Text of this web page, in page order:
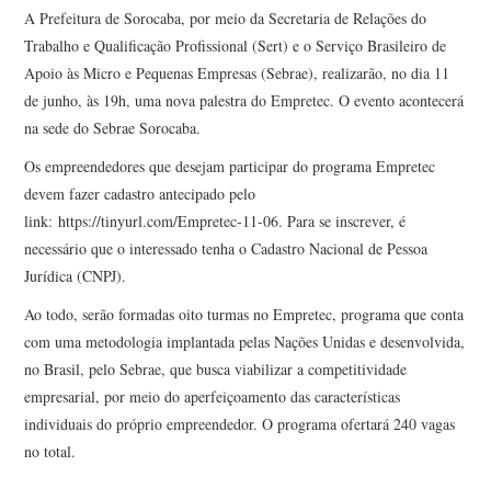
A Prefeitura de Sorocaba, por meio da Secretaria de Relações do
Trabalho e Qualificação Profissional (Sert) e o Serviço Brasileiro de
Apoio às Micro e Pequenas Empresas (Sebrae), realizarão, no dia 11
de junho, às 19h, uma nova palestra do Empretec. O evento acontecerá
na sede do Sebrae Sorocaba.
Os empreendedores que desejam participar do programa Empretec
devem fazer cadastro antecipado pelo
link: https://tinyurl.com/Empretec-11-06. Para se inscrever, é
necessário que o interessado tenha o Cadastro Nacional de Pessoa
Jurídica (CNPJ).
Ao todo, serão formadas oito turmas no Empretec, programa que conta
com uma metodologia implantada pelas Nações Unidas e desenvolvida,
no Brasil, pelo Sebrae, que busca viabilizar a competitividade
empresarial, por meio do aperfeiçoamento das características
individuais do próprio empreendedor. O programa ofertará 240 vagas
no total.